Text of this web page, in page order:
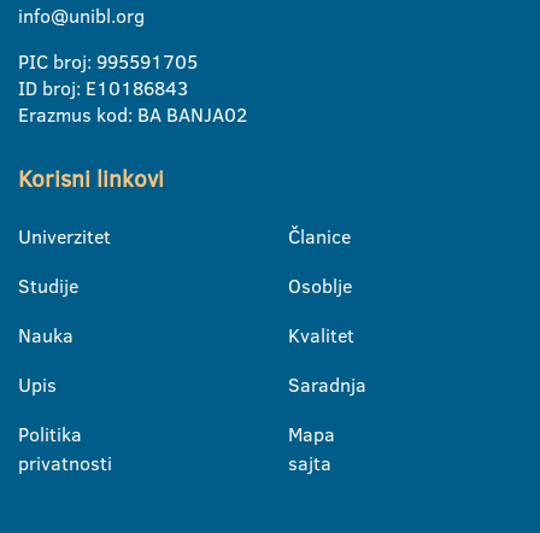
info@unibl.org
PIC broj: 995591705
ID broj: E10186843
Erazmus kod: BA BANJA02
Korisni linkovi
Univerzitet
Studije
Nauka
Upis
Politika
privatnosti
Članice
Osoblje
Kvalitet
Saradnja
Mapa
sajta